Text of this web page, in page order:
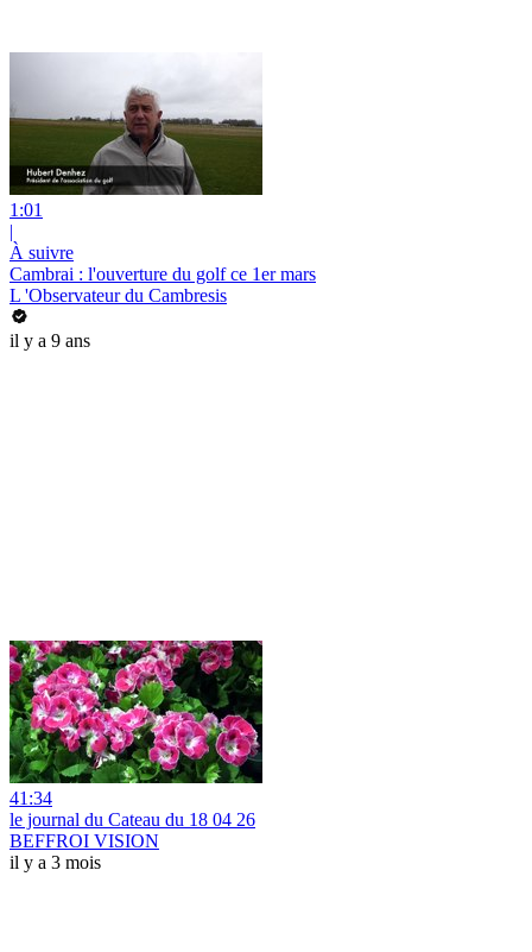
1:01
|
À suivre
Cambrai : l'ouverture du golf ce 1er mars
L 'Observateur du Cambresis
il y a 9 ans
41:34
le journal du Cateau du 18 04 26
BEFFROI VISION
il y a 3 mois